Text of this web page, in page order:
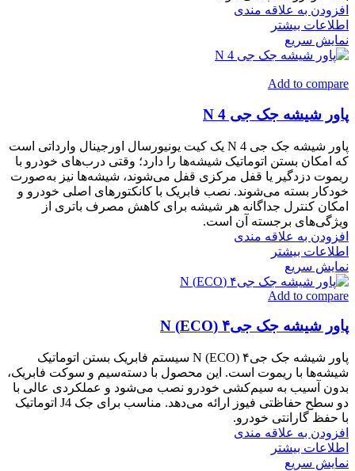
افزودن به علاقه مندی
اطلاعات بیشتر
نمایش سریع
Add to compare
پاور شیشه جک جی 4 N
پاور شیشه جک جی 4 N یک کیت یونیورسال اورجینال وارداتی است
که امکان بستن اتوماتیک شیشه‌ها را دارد؛ وقتی درب‌های خودرو با
ریموت دزدگیر یا قفل مرکزی قفل می‌شوند، شیشه‌ها نیز به‌صورت
خودکار بسته می‌شوند. نصب فابریک با کانکتورهای اصلی خودرو و
امکان کنترل جداگانه هر شیشه برای کاهش مصرف باتری از
ویژگی‌های برجسته آن است.
افزودن به علاقه مندی
اطلاعات بیشتر
نمایش سریع
Add to compare
پاور شیشه جک جی۴ (ECO) N
پاور شیشه جک جی۴ (ECO) N سیستم فابریک بستن اتوماتیک
شیشه‌ها با ریموت است. این محصول با دسته‌سیم و سوکت فابریک،
بدون آسیب به سیم‌کشی خودرو نصب می‌شود و عملکردی عالی با
دو سطح حفاظتی فیوز ارائه می‌دهد. مناسب برای جک J4 اتوماتیک
با حفظ گارانتی خودرو.
افزودن به علاقه مندی
اطلاعات بیشتر
نمایش سریع